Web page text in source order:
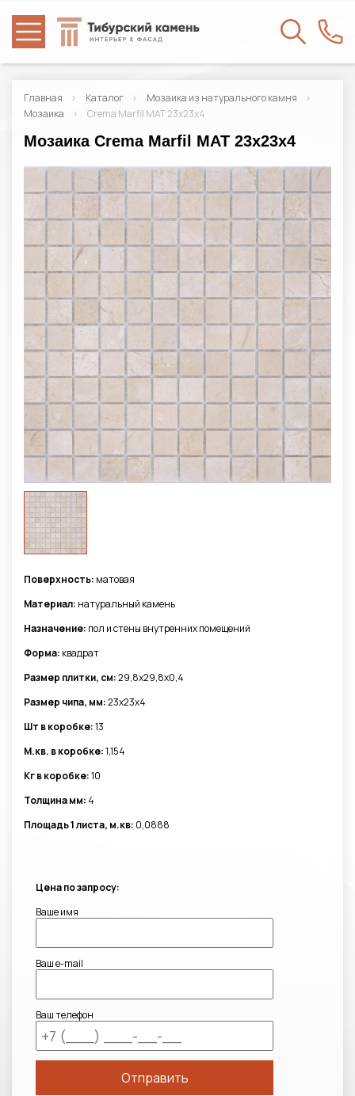
Главная Каталог
Мозаика из натурального камня
Мозаика
Crema Marfil MAT 23x23x4
Мозаика Crema Marfil MAT 23x23x4
Поверхность: матовая
Материал: натуральный камень
Назначение: пол и стены внутренних помещений
Форма: квадрат
Размер плитки, см:29,8x29,8x0,4
Размер чипа, мм:23x23x4
Шт в коробке:13
М.кв. в коробке:1,154
Кг в коробке:10
Толщина мм: 4
Площадь 1 листа, м.кв: 0,0888
Цена по запросу:
Ваше имя
Ваш e-mail
Ваш телефон